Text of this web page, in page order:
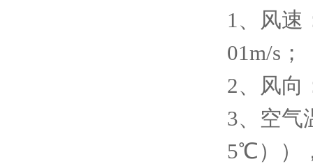
1、风速
01m/s；
2、风向
3、空气
5℃））